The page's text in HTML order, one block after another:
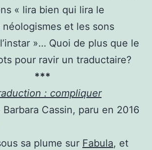
« lira bien qui lira le
et les sons
»… Quoi de plus que le
pour ravir un traductaire?
***
: compliquer
Barbara Cassin, paru en 2016
sa plume sur Fabula, et